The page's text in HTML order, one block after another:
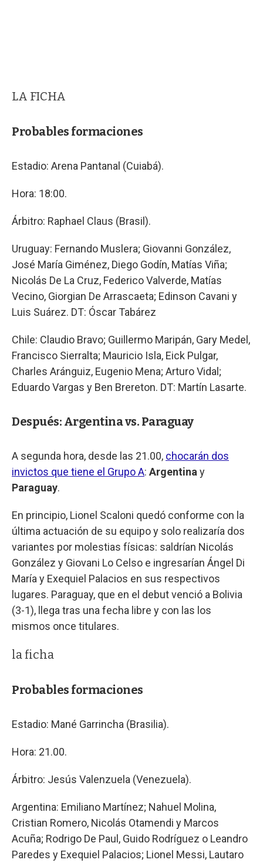
LA FICHA
Probables formaciones
Estadio: Arena Pantanal (Cuiabá).
Hora: 18:00.
Árbitro: Raphael Claus (Brasil).
Uruguay: Fernando Muslera; Giovanni González,
José María Giménez, Diego Godín, Matías Viña;
Nicolás De La Cruz, Federico Valverde, Matías
Vecino, Giorgian De Arrascaeta; Edinson Cavani y
Luis Suárez. DT: Óscar Tabárez
Chile: Claudio Bravo; Guillermo Maripán, Gary Medel,
Francisco Sierralta; Mauricio Isla, Eick Pulgar,
Charles Aránguiz, Eugenio Mena; Arturo Vidal;
Eduardo Vargas y Ben Brereton. DT: Martín Lasarte.
Después: Argentina vs. Paraguay
A segunda hora, desde las 21.00, chocarán dos
invictos que tiene el Grupo A: Argentina y
Paraguay.
En principio, Lionel Scaloni quedó conforme con la
última actuación de su equipo y solo realizaría dos
variantes por molestias físicas: saldrían Nicolás
González y Giovani Lo Celso e ingresarían Ángel Di
María y Exequiel Palacios en sus respectivos
lugares. Paraguay, que en el debut venció a Bolivia
(3-1), llega tras una fecha libre y con las los
mismos once titulares.
la ficha
Probables formaciones
Estadio: Mané Garrincha (Brasilia).
Hora: 21.00.
Árbitro: Jesús Valenzuela (Venezuela).
Argentina: Emiliano Martínez; Nahuel Molina,
Cristian Romero, Nicolás Otamendi y Marcos
Acuña; Rodrigo De Paul, Guido Rodríguez o Leandro
Paredes y Exequiel Palacios; Lionel Messi, Lautaro